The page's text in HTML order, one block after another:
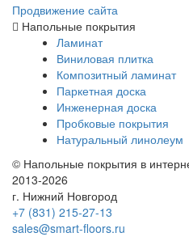
Продвижение сайта
Напольные покрытия
Ламинат
Виниловая плитка
Композитный ламинат
Паркетная доска
Инженерная доска
Пробковые покрытия
Натуральный линолеум
© Напольные покрытия в
2013-2026
г. Нижний Новгород
+7 (831) 215-27-13
sales@smart-floors.ru